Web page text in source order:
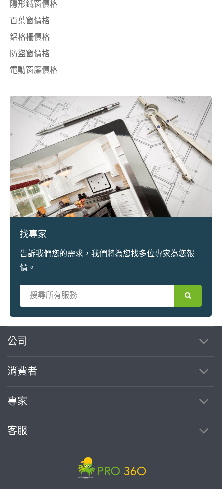
隱形鐵窗價格
百葉窗價格
鋁格柵價格
防盜窗價格
電動窗簾價格
找專家
告訴我們您的需求，我們將為您找多位專家為您報
價。
公司
消費者
專家
客服
繼續完成